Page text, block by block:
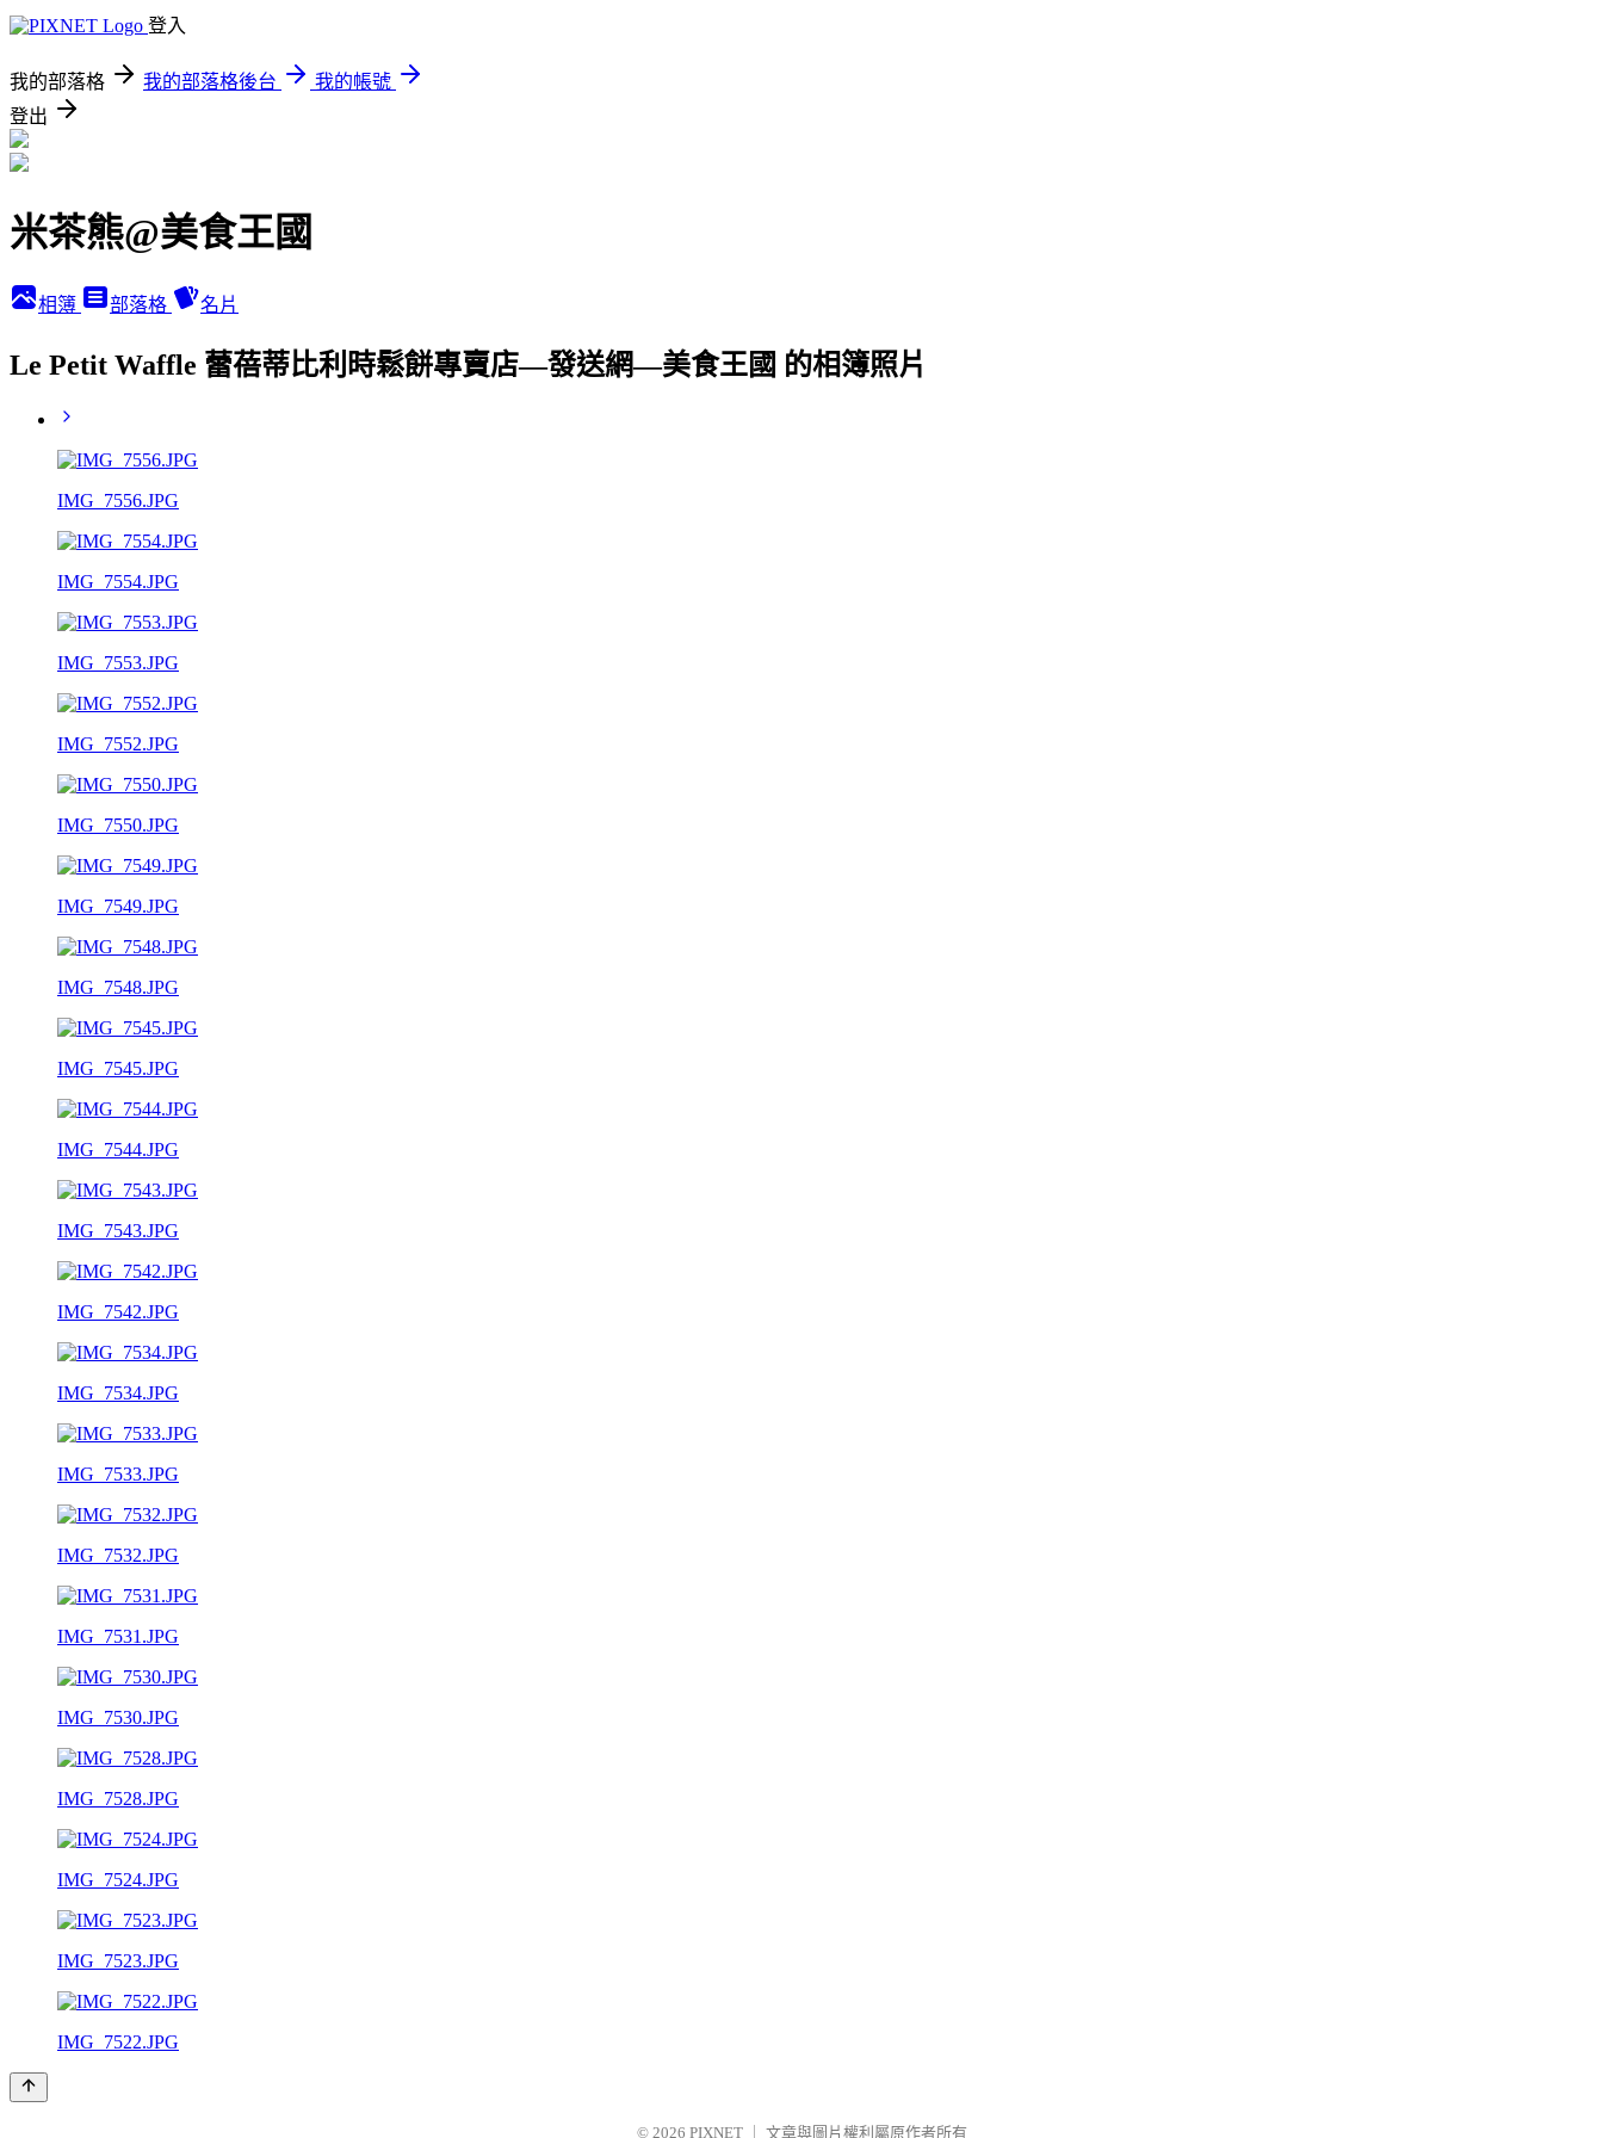
登入
我的部落格 我的部落格後台
我的帳號
登出
米茶熊@美食王國
相簿 部落格 名片
Le Petit Waffle 蕾蓓蒂比利時鬆餅專賣店—發送網—美食王國 的相簿照片
IMG_7556.JPG
IMG_7554.JPG
IMG_7553.JPG
IMG_7552.JPG
IMG_7550.JPG
IMG_7549.JPG
IMG_7548.JPG
IMG_7545.JPG
IMG_7544.JPG
IMG_7543.JPG
IMG_7542.JPG
IMG_7534.JPG
IMG_7533.JPG
IMG_7532.JPG
IMG_7531.JPG
IMG_7530.JPG
IMG_7528.JPG
IMG_7524.JPG
IMG_7523.JPG
IMG_7522.JPG
© 2026 PIXNET 文章與圖片權利屬原作者所有